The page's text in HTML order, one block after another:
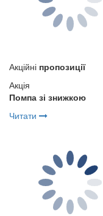
Акційні пропозиції
Акція
Помпа зі знижкою
Читати